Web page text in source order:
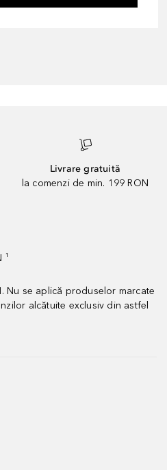
Livrare gratuită
la comenzi de min. 199 RON
¹
Nu se aplică produselor marcate
alcătuite exclusiv din astfel